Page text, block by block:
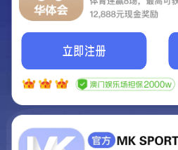
我们即将
我们的网站
它将是非常